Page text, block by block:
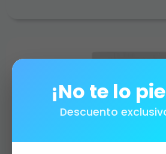
¡No te lo
Descuento